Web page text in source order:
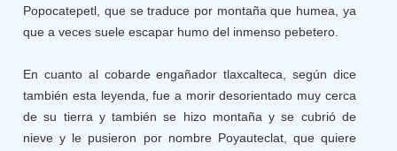
Popocatepetl, que se traduce por montaña que humea, ya
que a veces suele escapar humo del inmenso pebetero.
En cuanto al cobarde engañador tlaxcalteca, según dice
también esta leyenda, fue a morir desorientado muy cerca
de su tierra y también se hizo montaña y se cubrió de
nieve y le pusieron por nombre Poyauteclat, que quiere